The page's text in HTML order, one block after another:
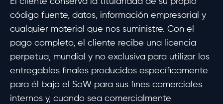
código fuente, datos, información empresarial y
cualquier material que nos suministre. Con el
pago completo, el cliente recibe una licencia
perpetua, mundial y no exclusiva para utilizar los
entregables finales producidos específicamente
para él bajo el SoW para sus fines comerciales
internos y, cuando sea comercialmente